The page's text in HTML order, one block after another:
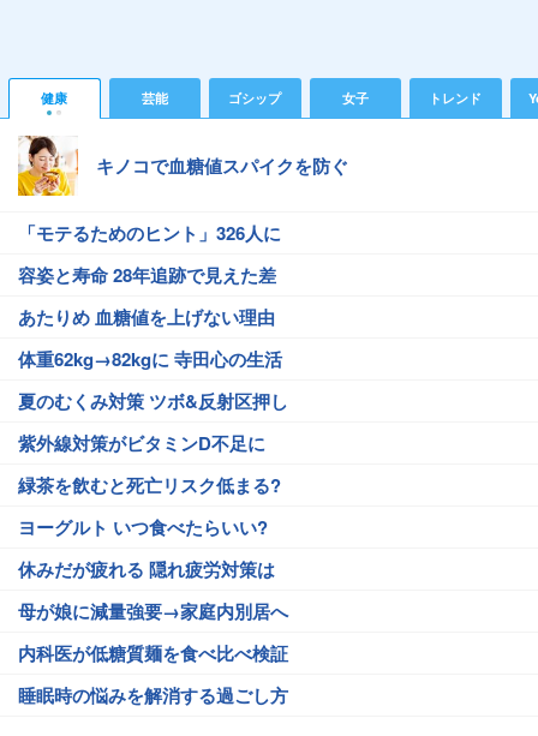
健康 芸能 ゴシップ 女子 トレンド
キノコで血糖値スパイクを防ぐ
「モテるためのヒント」326人に
容姿と寿命 28年追跡で見えた差
あたりめ 血糖値を上げない理由
体重62kg→82kgに 寺田心の生活
夏のむくみ対策 ツボ&反射区押し
紫外線対策がビタミンD不足に
緑茶を飲むと死亡リスク低まる?
ヨーグルト いつ食べたらいい?
休みだが疲れる 隠れ疲労対策は
母が娘に減量強要→家庭内別居へ
内科医が低糖質麺を食べ比べ検証
睡眠時の悩みを解消する過ごし方